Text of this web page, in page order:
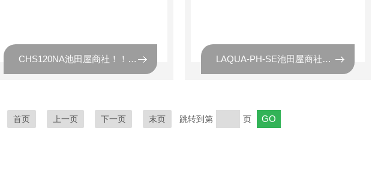
CHS120NA池田屋商社！！HORIBA堀场 台式自动进样器 LAQUA-PH-SE池田屋商社！！HORIBA堀场 台式pH计
首页 上一页 下一页 末页 跳转到第 页